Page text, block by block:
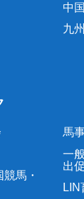
中
九
馬・
馬
一
出